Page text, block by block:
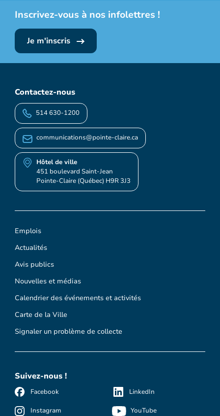
Inscrivez-vous à nos infolettres !
Je m'inscris
Emplois
Actualités
Avis publics
Nouvelles et médias
Calendrier des événements et activités
Carte de la Ville
Signaler un problème de collecte
Contactez-nous
514 630-1200
communications@pointe-claire.ca
Hôtel de ville
451 boulevard Saint-Jean
Pointe-Claire (Québec) H9R 3J3
Suivez-nous !
Facebook
Instagram
LinkedIn
YouTube